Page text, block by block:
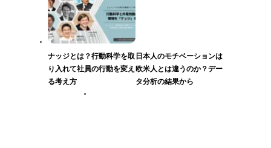
ナッジとは？行動科学を取
り入れて社員の行動を変え
る考え方
日本人のモチベーションは
欧米人とは違うのか？デー
タ分析の結果から